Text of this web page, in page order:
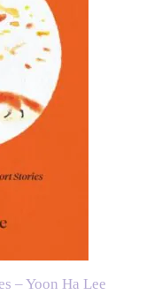
– Yoon Ha Lee